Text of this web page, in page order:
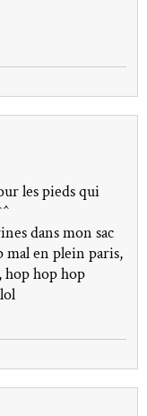
les pieds qui
dans mon sac
en plein paris,
hop hop hop